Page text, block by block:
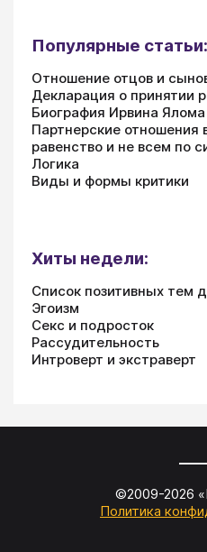
Популярные статьи:
Отношение отцов и
Декларация о принятии
Биография Ирвина Ялома
Партнерские отношения
равенство и не всем по
Логика
Виды и формы критики
Хиты недели:
Список позитивных тем
Эгоизм
Секс и подросток
Рассудительность
Интроверт и экстраверт
©2009-2026 «
Политика